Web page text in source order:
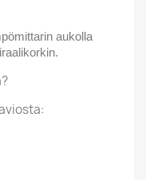
aukolla